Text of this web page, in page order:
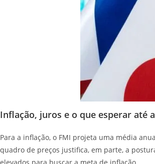
Inflação, juros e o que esperar até
Para a inflação, o FMI projeta uma média
quadro de preços justifica, em parte, a